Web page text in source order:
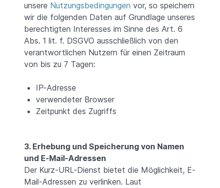
unsere Nutzungsbedingungen vor, so speichern
wir die folgenden Daten auf Grundlage unseres
berechtigten Interesses im Sinne des Art. 6
Abs. 1 lit. f. DSGVO ausschließlich von den
verantwortlichen Nutzern für einen Zeitraum
von bis zu 7 Tagen:
IP-Adresse
verwendeter Browser
Zeitpunkt des Zugriffs
3. Erhebung und Speicherung von Namen
und E-Mail-Adressen
Der Kurz-URL-Dienst bietet die Möglichkeit, E-
Mail-Adressen zu verlinken. Laut